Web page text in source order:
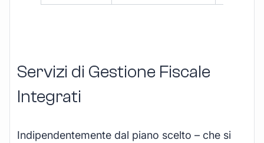
Servizi di Gestione Fiscale
Integrati
Indipendentemente dal piano scelto – che si